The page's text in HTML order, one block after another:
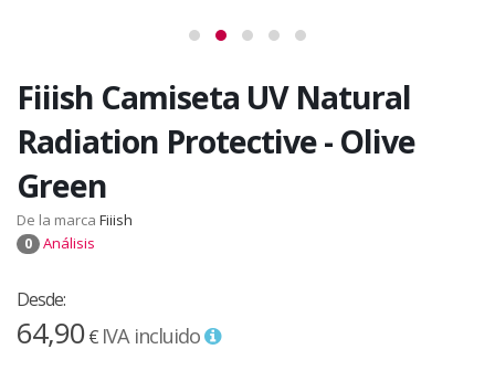
Fiiish Camiseta UV Natural
Radiation Protective - Olive
Green
De la marca Fiiish
0 Análisis
Desde:
64,90€ IVA incluido